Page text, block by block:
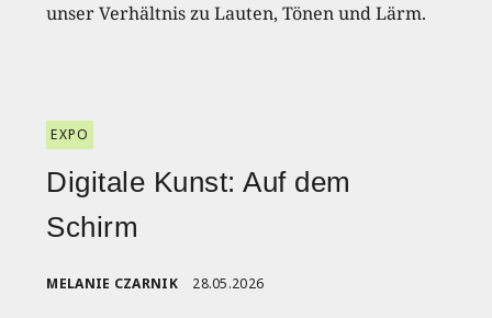
unser Verhältnis zu Lauten, Tönen und Lärm.
EXPO
Digitale Kunst: Auf dem
Schirm
MELANIE CZARNIK 28.05.2026